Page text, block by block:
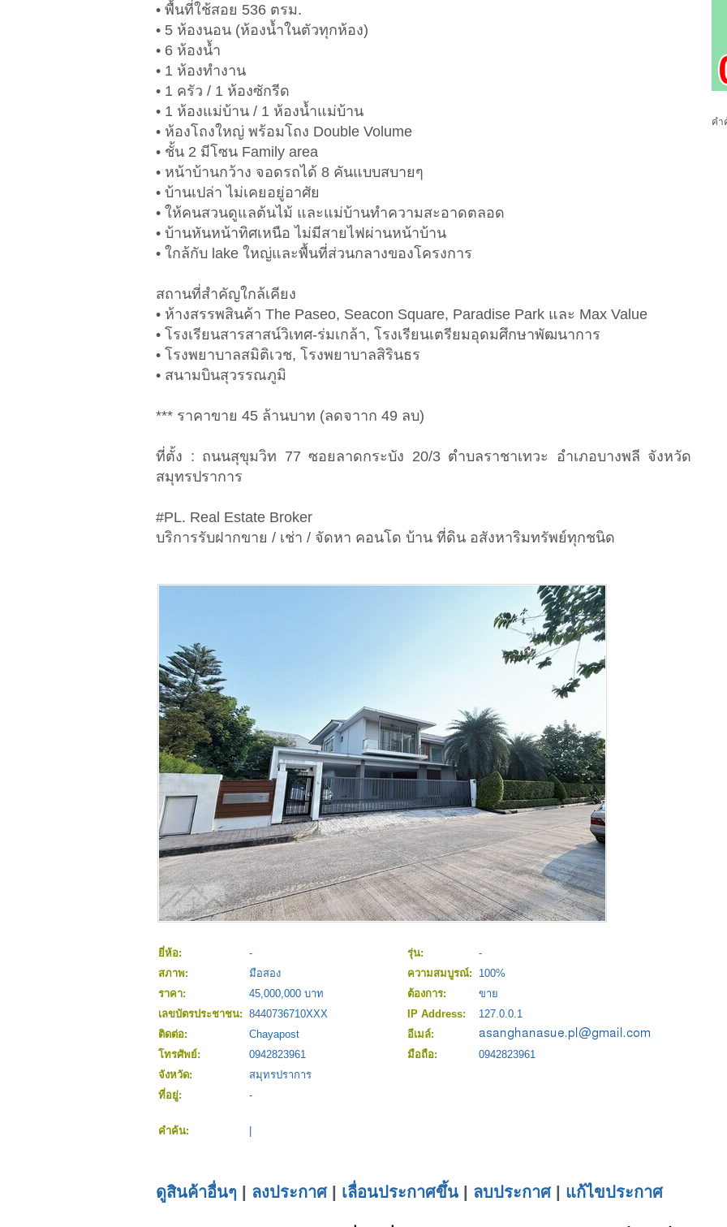
• พื้นที่ใช้สอย 536 ตรม.
• 5 ห้องนอน (ห้องน้ำในตัวทุกห้อง)
• 6 ห้องน้ำ
• 1 ห้องทำงาน
• 1 ครัว / 1 ห้องซักรีด
• 1 ห้องแม่บ้าน / 1 ห้องน้ำแม่บ้าน
• ห้องโถงใหญ่ พร้อมโถง Double Volume
• ชั้น 2 มีโซน Family area
• หน้าบ้านกว้าง จอดรถได้ 8 คันแบบสบายๆ
• บ้านเปล่า ไม่เคยอยู่อาศัย
• ให้คนสวนดูแลต้นไม้ และแม่บ้านทำความสะอาดตลอด
• บ้านหันหน้าทิศเหนือ ไม่มีสายไฟผ่านหน้าบ้าน
• ใกล้กับ lake ใหญ่และพื้นที่ส่วนกลางของโครงการ
สถานที่สำคัญใกล้เคียง
• ห้างสรรพสินค้า The Paseo, Seacon Square, Paradise Park และ Max Value
• โรงเรียนสารสาสน์วิเทศ-ร่มเกล้า, โรงเรียนเตรียมอุดมศึกษาพัฒนาการ
• โรงพยาบาลสมิติเวช, โรงพยาบาลสิรินธร
• สนามบินสุวรรณภูมิ
*** ราคาขาย 45 ล้านบาท (ลดจาาก 49 ลบ)
ที่ตั้ง : ถนนสุขุมวิท 77 ซอยลาดกระบัง 20/3 ตำบลราชาเทวะ อำเภอบางพลี จังหวัด
สมุทรปราการ
#PL. Real Estate Broker
บริการรับฝากขาย / เช่า / จัดหา คอนโด บ้าน ที่ดิน อสังหาริมทรัพย์ทุกชนิด
ยี่ห้อ: - รุ่น:
-
สภาพ:
มือสอง ความสมบูรณ์:
100%
ราคา:
45,000,000 บาท ต้องการ:
ขาย
เลขบัตรประชาชน: 8440736710XXX IP Address:
127.0.0.1
ติดต่อ:
Chayapost
อีเมล์:
โทรศัพย์:
0942823961 มือถือ:
0942823961
จังหวัด:
สมุทรปราการ
ที่อยู่:
-
คำค้น:
ดูสินค้าอื่นๆ ลงประกาศ| เลื่อนประกาศขึ้น ลบประกาศ| แก้ไขประกาศ
คำ